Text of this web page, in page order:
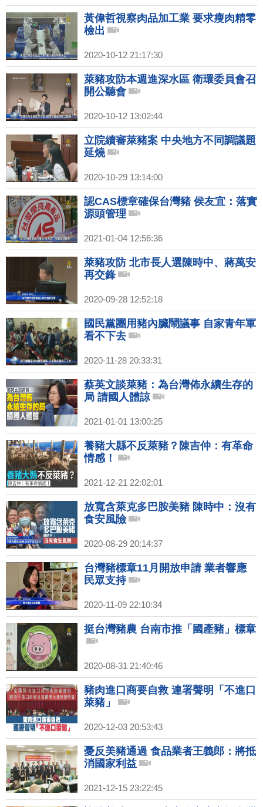
黃偉哲視察肉品加工業 要求瘦肉精零
檢出
2020-10-12 21:17:30
萊豬攻防本週進深水區 衛環委員會召
開公聽會
2020-10-12 13:02:44
立院續審萊豬案 中央地方不同調議題
延燒
2020-10-29 13:14:00
認CAS標章確保台灣豬 侯友宜：落實
源頭管理
2021-01-04 12:56:36
萊豬攻防 北市長人選陳時中、蔣萬安
再交鋒
2020-09-28 12:52:18
國民黨團用豬內臟鬧議事 自家青年軍
看不下去
2020-11-28 20:33:31
蔡英文談萊豬：為台灣佈永續生存的
局 請國人體諒
2021-01-01 13:00:25
養豬大縣不反萊豬？陳吉仲：有革命
情感！
2021-12-21 22:02:01
放寬含萊克多巴胺美豬 陳時中：沒有
食安風險
2020-08-29 20:14:37
台灣豬標章11月開放申請 業者響應
民眾支持
2020-11-09 22:10:34
挺台灣豬農 台南市推「國產豬」標章
2020-08-31 21:40:46
豬肉進口商要自救 連署聲明「不進口
萊豬」
2020-12-03 20:53:43
憂反美豬通過 食品業者王義郎：將抵
消國家利益
2021-12-15 23:22:45